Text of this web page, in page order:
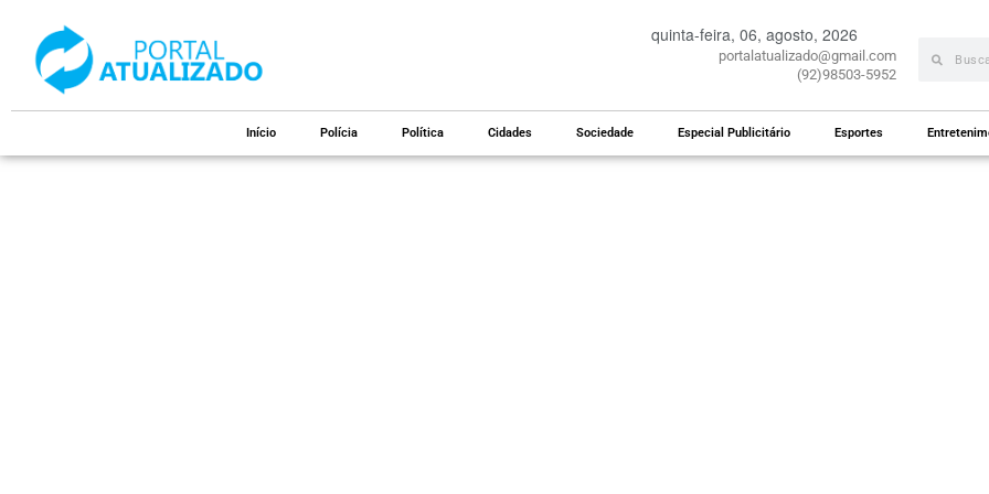
quinta-feira, 06, agosto, 2026
portalatualizado@gmail.com
(92)98503-5952
Início Polícia Política Cidades Sociedade Especial Publicitário Esportes